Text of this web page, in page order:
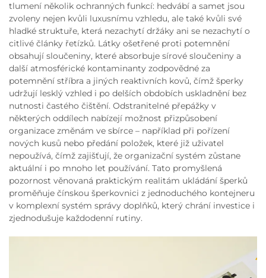
tlumení několik ochranných funkcí: hedvábí a samet jsou
zvoleny nejen kvůli luxusnímu vzhledu, ale také kvůli své
hladké struktuře, která nezachytí držáky ani se nezachytí o
citlivé články řetízků. Látky ošetřené proti potemnění
obsahují sloučeniny, které absorbuje sírové sloučeniny a
další atmosférické kontaminanty zodpovědné za
potemnění stříbra a jiných reaktivních kovů, čímž šperky
udržují lesklý vzhled i po delších obdobích uskladnění bez
nutnosti častého čištění. Odstranitelné přepážky v
některých oddílech nabízejí možnost přizpůsobení
organizace změnám ve sbírce – například při pořízení
nových kusů nebo předání položek, které již uživatel
nepoužívá, čímž zajišťují, že organizační systém zůstane
aktuální i po mnoho let používání. Tato promyšlená
pozornost věnovaná praktickým realitám ukládání šperků
proměňuje čínskou šperkovnici z jednoduchého kontejneru
v komplexní systém správy doplňků, který chrání investice i
zjednodušuje každodenní rutiny.